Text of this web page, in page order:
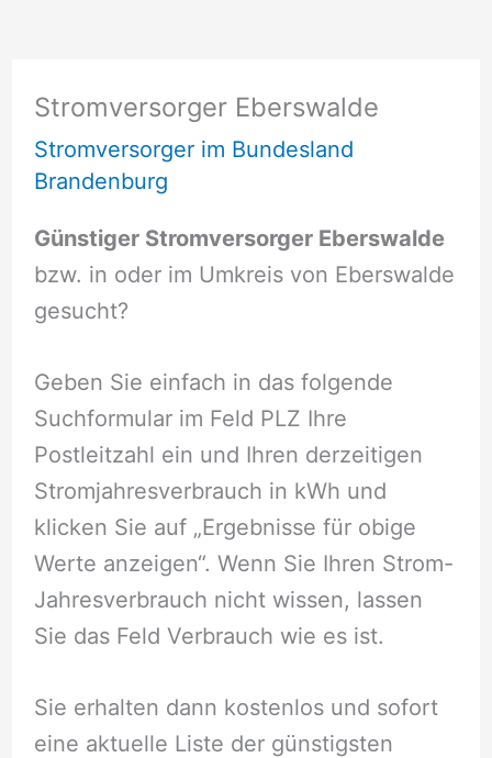
Stromversorger Eberswalde
Stromversorger im Bundesland
Brandenburg
Günstiger Stromversorger Eberswalde
bzw. in oder im Umkreis von Eberswalde
gesucht?
Geben Sie einfach in das folgende
Suchformular im Feld PLZ Ihre
Postleitzahl ein und Ihren derzeitigen
Stromjahresverbrauch in kWh und
klicken Sie auf „Ergebnisse für obige
Werte anzeigen“. Wenn Sie Ihren Strom-
Jahresverbrauch nicht wissen, lassen
Sie das Feld Verbrauch wie es ist.
Sie erhalten dann kostenlos und sofort
eine aktuelle Liste der günstigsten